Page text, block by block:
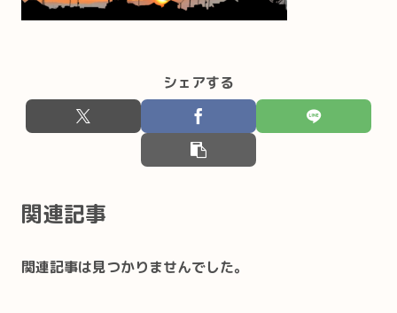
シェアする
関連記事
関連記事は見つかりませんでした。